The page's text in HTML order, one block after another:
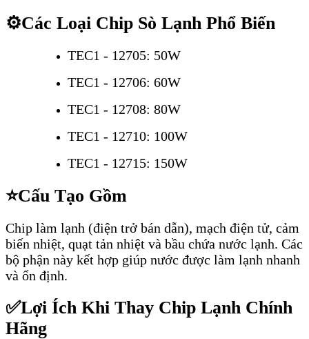
⚙️Các Loại Chip Sò Lạnh Phổ Biến
TEC1 - 12705: 50W
TEC1 - 12706: 60W
TEC1 - 12708: 80W
TEC1 - 12710: 100W
TEC1 - 12715: 150W
⭐Cấu Tạo Gồm
Chip làm lạnh (điện trở bán dẫn), mạch điện tử, cảm
biến nhiệt, quạt tản nhiệt và bầu chứa nước lạnh. Các
bộ phận này kết hợp giúp nước được làm lạnh nhanh
và ổn định.
✅Lợi Ích Khi Thay Chip Lạnh Chính
Hãng